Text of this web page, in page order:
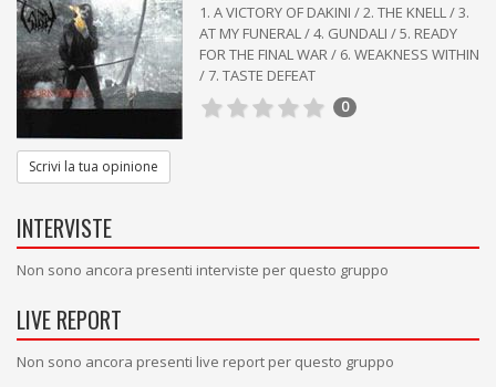
1. A VICTORY OF DAKINI / 2. THE KNELL / 3.
AT MY FUNERAL / 4. GUNDALI / 5. READY
FOR THE FINAL WAR / 6. WEAKNESS WITHIN
/ 7. TASTE DEFEAT
0
Scrivi la tua opinione
INTERVISTE
Non sono ancora presenti interviste per questo gruppo
LIVE REPORT
Non sono ancora presenti live report per questo gruppo